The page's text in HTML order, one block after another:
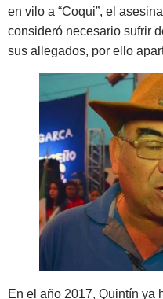
en vilo a “Coqui”, el
consideró necesario sufrir
sus allegados, por ello
En el año 2017, Quintín ya